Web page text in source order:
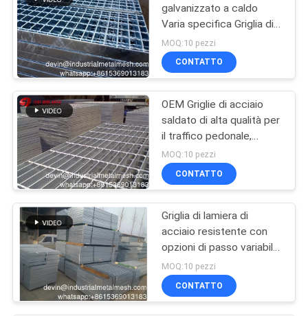
Tessuto di recinto
Link Chain
pannelli del recinto
della rete metallica
galvanizzato a caldo
Varia specifica Griglia di
metallo pesante Griglia di
metallo piana tessuto
Griglia saldata tecnica
MOQ:10 pezzi
CONTATTO
OEM Griglie di acciaio
saldato di alta qualità per
il traffico pedonale,
copertura di drenaggio e
pavimento leggero
MOQ:10 pezzi
CONTATTO
Griglia di lamiera di
acciaio resistente con
opzioni di passo variabile
della barra del cuscinetto
MOQ:10 pezzi
CONTATTO